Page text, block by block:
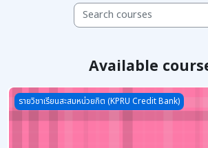
Search courses
Available
Course image การช่วยเหลือดูแลสุขภาพบุคคลที่บ้า
รายวิชาเรียนสะสมหน่วยกิต (KPRU Credit Bank)